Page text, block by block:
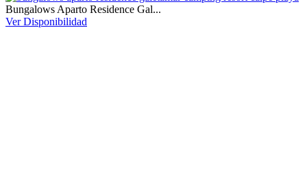
Bungalows Aparto Residence Gal...
Ver Disponibilidad